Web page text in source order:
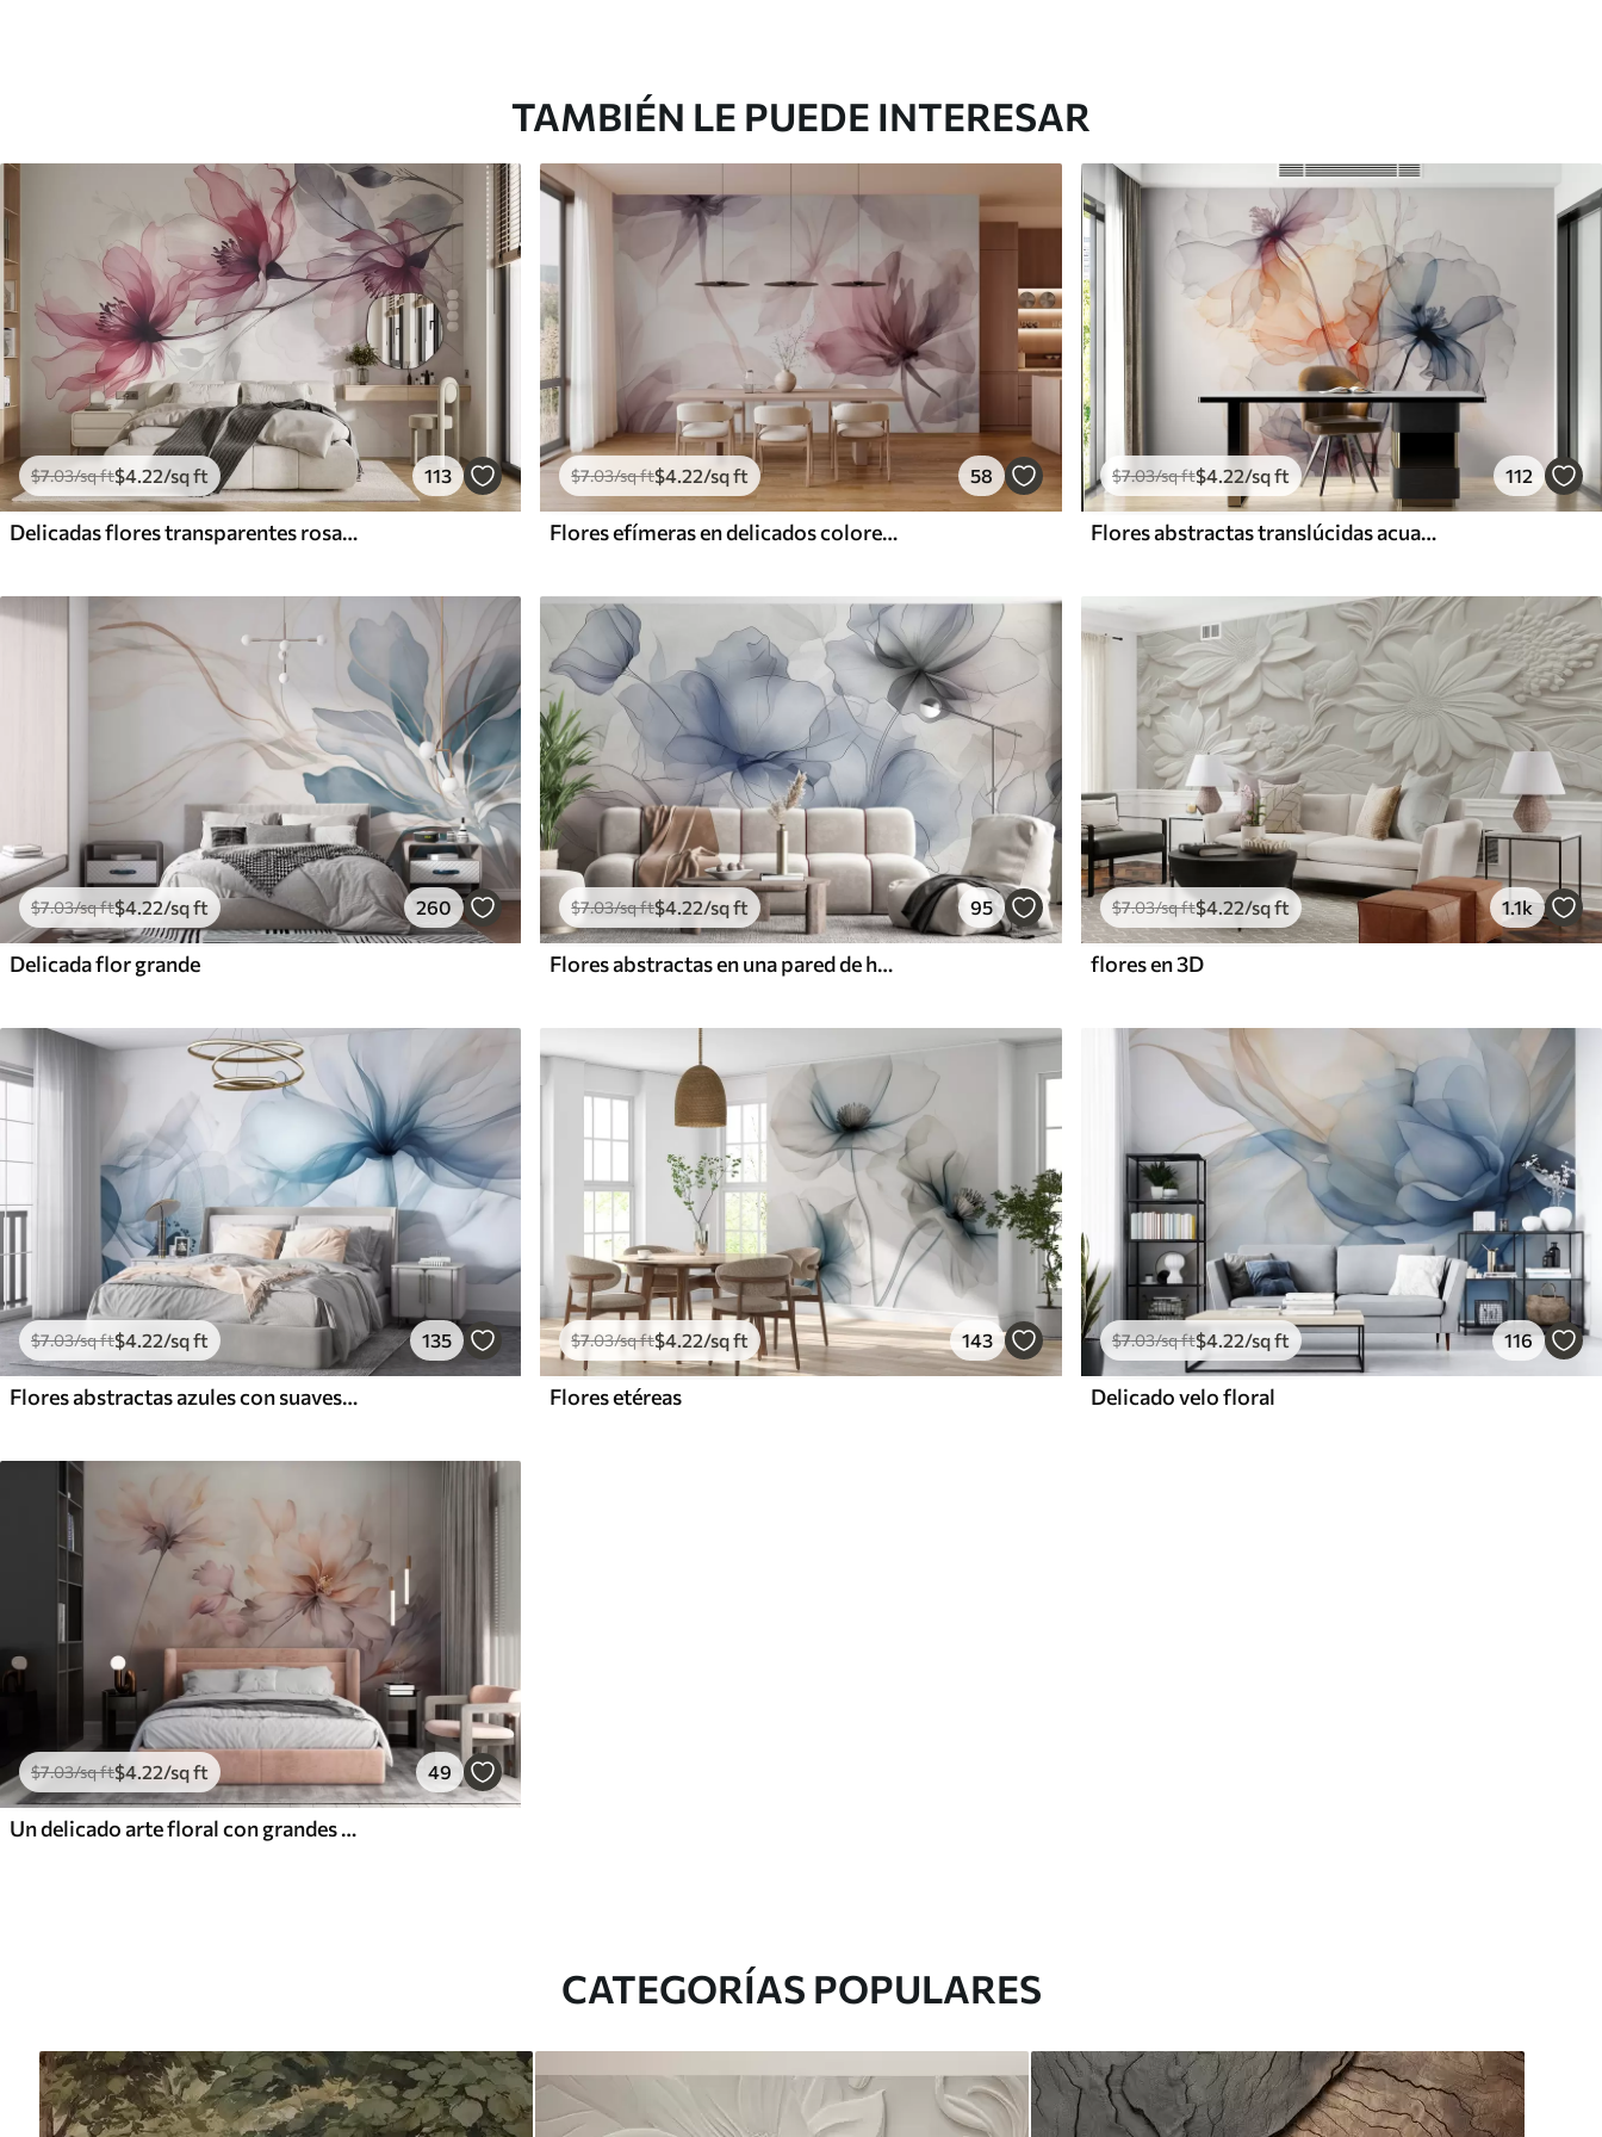
TAMBIÉN LE PUEDE INTERESAR
$7.03/sq ft$4 .22/sq ft 113
Delicadas flores transparentes rosas y grises con pétalos suaves y difuminados sobre fondo blanco
$7.03/sq ft$4 .22/sq ft 58
Flores efímeras en delicados colores pastel
$7.03/sq ft$4.22/sq ft 112
Flores abstractas translúcidas acuarela líquida
$7.03/sq ft$4.22/sq ft 260
Delicada flor grande
$7.03/sq ft$4.22/sq ft 95
Flores abstractas en una pared de hormigón
$7.03/sq ft$4.22/sq ft 1.1k
flores en 3D
$7.03/sq ft$4 .22/sq ft 135
Flores abstractas azules con suaves pétalos translúcidos y delicados detalles, sobre fondo blanco
$7.03/sq ft$4 .22/sq ft 143
Flores etéreas
$7.03/sq ft$4.22/sq ft 116
Delicado velo floral
$7.03/sq ft$4.22/sq ft 49
Un delicado arte floral con grandes flores de colores pastel con pétalos translúcidos, tallos suaves y un suave fondo difuminado
CATEGORÍAS POPULARES